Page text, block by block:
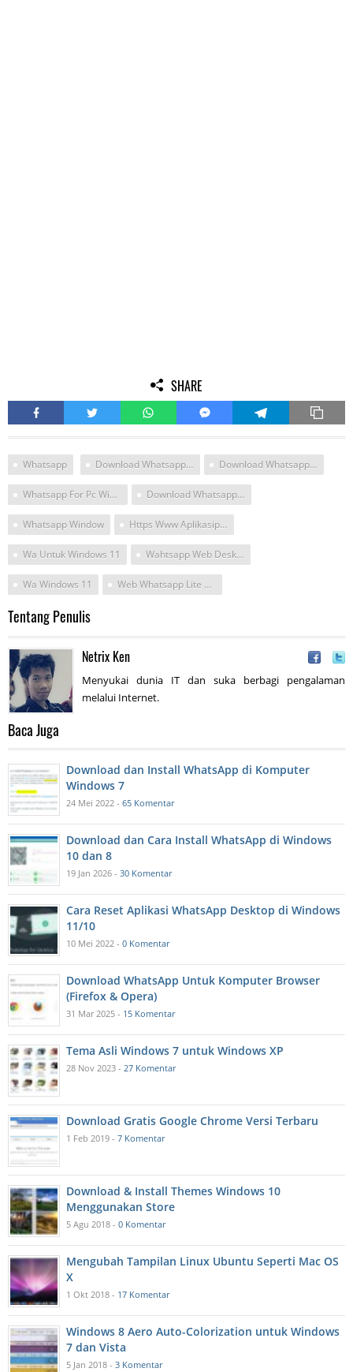
SHARE
Whatsapp Download Whatsapp Untuk Win 11 Download Whatsapp Beta For Pc
Whatsapp For Pc Windows 11 Download Whatsapp Desktop Windows 11
Whatsapp Window Https Www Aplikasipc Com Download Install Whatsapp Desktop Di Windows 11
Wa Untuk Windows 11 Wahtsapp Web Desktop Versi Terbaru
Wa Windows 11 Web Whatsapp Lite Download
Tentang Penulis
Netrix Ken
Menyukai dunia IT dan suka berbagi pengalaman
melalui Internet.
Baca Juga
Download dan Install WhatsApp di Komputer
Windows 7
24 Mei 2022 - 65 Komentar
Download dan Cara Install WhatsApp di Windows
10 dan 8
19 Jan 2026 - 30 Komentar
Cara Reset Aplikasi WhatsApp Desktop di Windows
11/10
10 Mei 2022 - 0 Komentar
Download WhatsApp Untuk Komputer Browser
(Firefox & Opera)
31 Mar 2025 - 15 Komentar
Tema Asli Windows 7 untuk Windows XP
28 Nov 2023 - 27 Komentar
Download Gratis Google Chrome Versi Terbaru
1 Feb 2019 - 7 Komentar
Download & Install Themes Windows 10
Menggunakan Store
5 Agu 2018 - 0 Komentar
Mengubah Tampilan Linux Ubuntu Seperti Mac OS
X
1 Okt 2018 - 17 Komentar
Windows 8 Aero Auto-Colorization untuk Windows
7 dan Vista
5 Jan 2018 - 3 Komentar